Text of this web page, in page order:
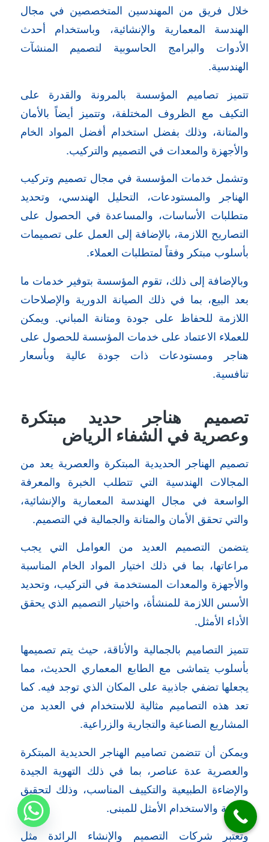
خلال فريق من المهندسين المتخصصين في مجال
الهندسة المعمارية والإنشائية، وباستخدام أحدث
الأدوات والبرامج الحاسوبية لتصميم المنشآت
الهندسية.
تتميز تصاميم المؤسسة بالمرونة والقدرة على
التكيف مع الظروف المختلفة، وتتميز أيضاً بالأمان
والمتانة، وذلك بفضل استخدام أفضل المواد الخام
والأجهزة والمعدات في التصميم والتركيب.
وتشمل خدمات المؤسسة في مجال تصميم وتركيب
الهناجر والمستودعات، التحليل الهندسي، وتحديد
متطلبات الأساسات، والمساعدة في الحصول على
التصاريح اللازمة، بالإضافة إلى العمل على تصميمات
بأسلوب مبتكر وفقاً لمتطلبات العملاء.
وبالإضافة إلى ذلك، تقوم المؤسسة بتوفير خدمات ما
بعد البيع، بما في ذلك الصيانة الدورية والإصلاحات
اللازمة للحفاظ على جودة ومتانة المباني. ويمكن
للعملاء الاعتماد على خدمات المؤسسة للحصول على
هناجر ومستودعات ذات جودة عالية وبأسعار
تنافسية.
تصميم هناجر حديد مبتكرة
وعصرية في الشفاء الرياض
تصميم الهناجر الحديدية المبتكرة والعصرية يعد من
المجالات الهندسية التي تتطلب الخبرة والمعرفة
الواسعة في مجال الهندسة المعمارية والإنشائية،
والتي تحقق الأمان والمتانة والجمالية في التصميم.
يتضمن التصميم العديد من العوامل التي يجب
مراعاتها، بما في ذلك اختيار المواد الخام المناسبة
والأجهزة والمعدات المستخدمة في التركيب، وتحديد
الأسس اللازمة للمنشأة، واختيار التصميم الذي يحقق
الأداء الأمثل.
تتميز التصاميم بالجمالية والأناقة، حيث يتم تصميمها
بأسلوب يتماشى مع الطابع المعماري الحديث، مما
يجعلها تضفي جاذبية على المكان الذي توجد فيه. كما
تعد هذه التصاميم مثالية للاستخدام في العديد من
المشاريع الصناعية والتجارية والزراعية.
ويمكن أن تتضمن تصاميم الهناجر الحديدية المبتكرة
والعصرية عدة عناصر، بما في ذلك التهوية الجيدة
والإضاءة الطبيعية والتكييف المناسب، وذلك لتحقيق
الراحة والاستخدام الأمثل للمبنى.
وتعتبر شركات التصميم والإنشاء الرائدة مثل